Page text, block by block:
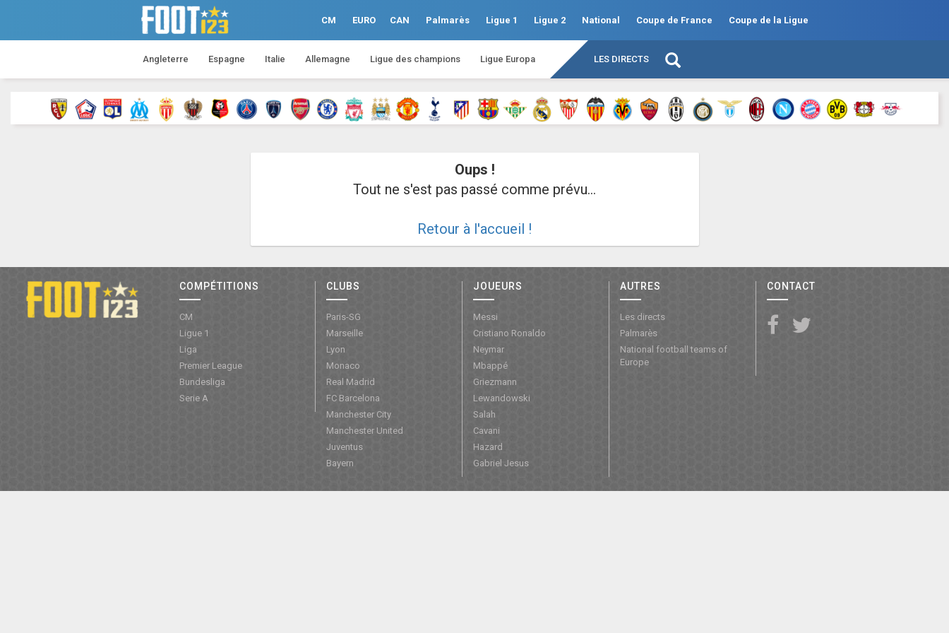
CM EURO CAN Palmarès Ligue 1 Ligue 2 National Coupe de France Coupe de la Ligue
Angleterre Espagne Italie Allemagne Ligue des champions Ligue Europa LES DIRECTS
Oups !
Tout ne s'est pas passé comme prévu...
Retour à l'accueil !
COMPÉTITIONS
CM
Ligue 1
Liga
Premier League
Bundesliga
Serie A
CLUBS
Paris-SG
Marseille
Lyon
Monaco
Real Madrid
FC Barcelona
Manchester City
Manchester United
Juventus
Bayern
JOUEURS
Messi
Cristiano Ronaldo
Neymar
Mbappé
Griezmann
Lewandowski
Salah
Cavani
Hazard
Gabriel Jesus
AUTRES
Les directs
Palmarès
National football teams of
Europe
CONTACT